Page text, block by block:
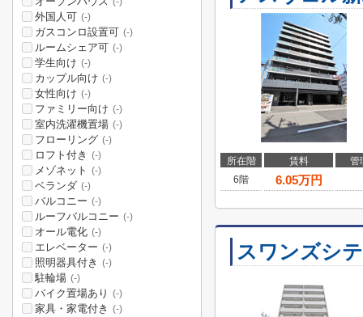
所在階 賃料
管
6階
6.05万円
スワンズシ
外国人可 (-)
ガスコンロ設置可 (-)
ルームシェア可 (-)
学生向け (-)
カップル向け (-)
女性向け (-)
ファミリー向け (-)
室内洗濯機置場 (-)
フローリング (-)
ロフト付き (-)
メゾネット (-)
ベランダ (-)
バルコニー (-)
ルーフバルコニー (-)
オール電化 (-)
エレベーター (-)
照明器具付き (-)
駐輪場 (-)
バイク置場あり (-)
家具・家電付き (-)